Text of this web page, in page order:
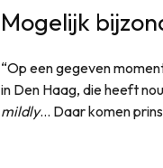
Mogelijk
“Op een gegeven
in Den Haag, die heeft
mildly… Daar komen